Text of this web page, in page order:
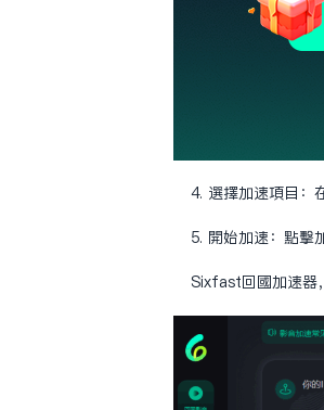
4. 選擇加速項目：
5. 開始加速：點擊
Sixfast回國加速器